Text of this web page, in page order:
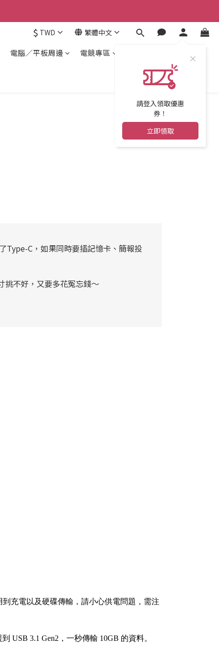
$ TWD 繁體中文
請登入領取優惠
券！
立即領取
電腦／平板周邊
電競專區
Type-C，如果同時要插記憶卡、簡報投
挑不好，又要多花冤忘錢～
充電以及硬碟傳輸，請小心供電問題，需注
USB 3.1 Gen2，一秒傳輸 10GB 的資料。